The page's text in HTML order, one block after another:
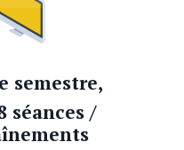
semestre,
séances /